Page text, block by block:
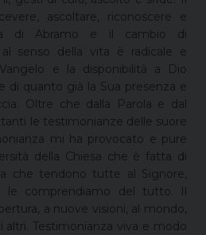
ascoltare, riconoscere e
di Abramo e il cambio di
senso della vita è radicale e
e la disponibilità a Dio
di quanto già la Sua presenza e
Oltre che dalla Parola e dal
le testimonianze delle suore
mi ha provocato e pure
della Chiesa che è fatta di
che tendono tutte al Signore,
comprendiamo del tutto. Il
a nuove visioni, al mondo,
Testimonianza viva e modo